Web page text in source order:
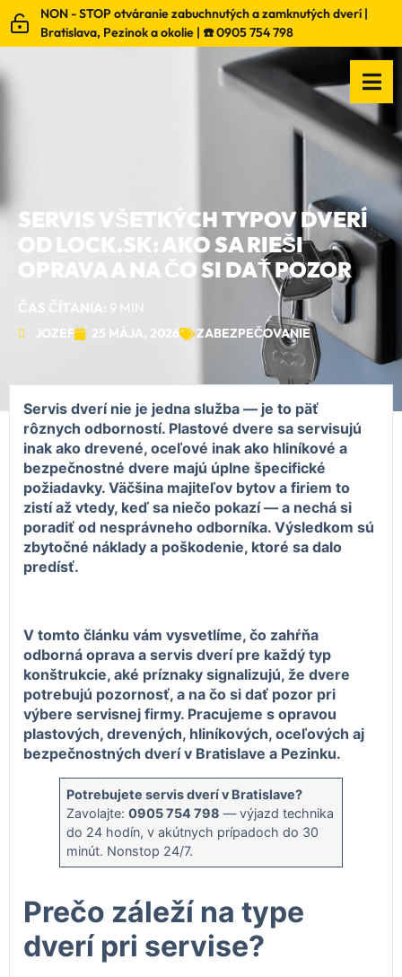
NON - STOP otváranie zabuchnutých a zamknutých dverí |
Bratislava, Pezinok a okolie | ☎️ 0905 754 798
SERVIS VŠETKÝCH TYPOV DVERÍ
OD LOCK.SK: AKO SA RIEŠI
OPRAVA A NA ČO SI DAŤ POZOR
ČAS ČÍTANIA: 9 MIN
JOZEF 25 MÁJA, 2026 ZABEZPEČOVANIE
Servis dverí nie je jedna služba — je to päť
rôznych odborností. Plastové dvere sa servisujú
inak ako drevené, oceľové inak ako hliníkové a
bezpečnostné dvere majú úplne špecifické
požiadavky. Väčšina majiteľov bytov a firiem to
zistí až vtedy, keď sa niečo pokazí — a nechá si
poradiť od nesprávneho odborníka. Výsledkom sú
zbytočné náklady a poškodenie, ktoré sa dalo
predísť.
V tomto článku vám vysvetlíme, čo zahŕňa
odborná oprava a servis dverí pre každý typ
konštrukcie, aké príznaky signalizujú, že dvere
potrebujú pozornosť, a na čo si dať pozor pri
výbere servisnej firmy. Pracujeme s opravou
plastových, drevených, hliníkových, oceľových aj
bezpečnostných dverí v Bratislave a Pezinku.
Potrebujete servis dverí v Bratislave?
Zavolajte:0905 754 798 — výjazd technika
do 24 hodín, v akútnych prípadoch do 30
minút. Nonstop 24/7.
Prečo záleží na type
dverí pri servise?